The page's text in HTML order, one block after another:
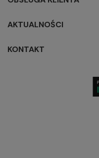
AKTUALNOŚCI
KONTAKT